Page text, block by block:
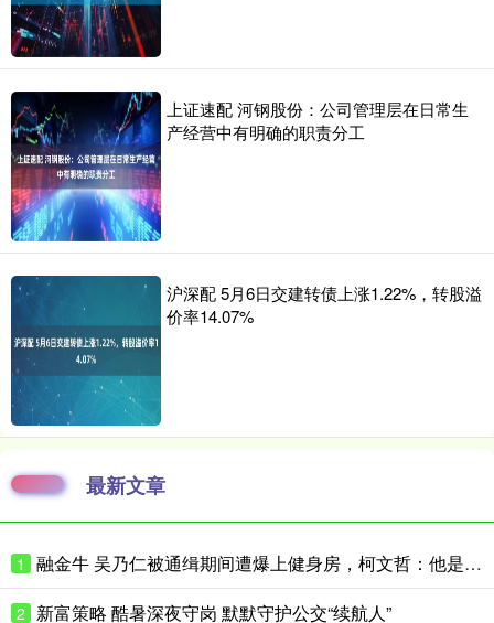
上证速配 河钢股份：公司管理层在日常生
产经营中有明确的职责分工
沪深配 5月6日交建转债上涨1.22%，转股溢
价率14.07%
最新文章
1 融金牛 吴乃仁被通缉期间遭爆上健身房，柯文哲：他是赖清德干爹，我怎跟他比
2 新富策略 酷暑深夜守岗 默默守护公交“续航人”